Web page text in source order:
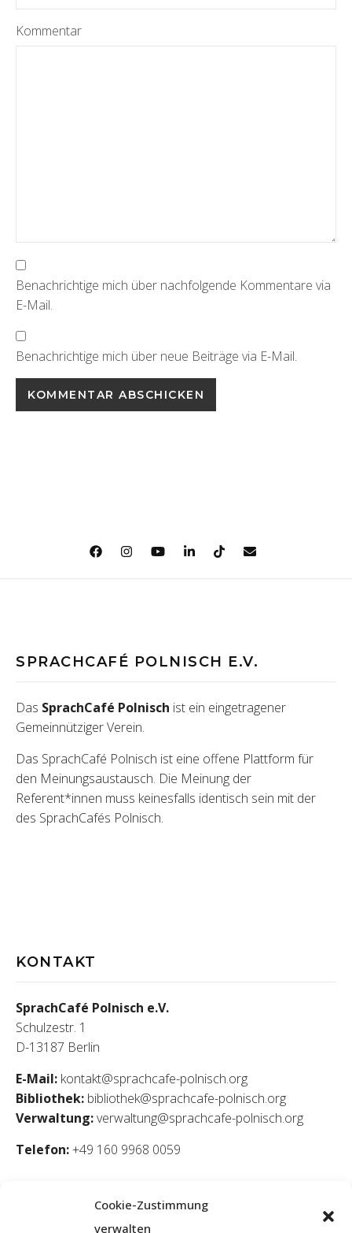
Cookie-Zustimmung
verwalten
Kommentar
Benachrichtige mich über nachfolgende Kommentare via
E-Mail.
Benachrichtige mich über neue Beiträge via E-Mail.
SPRACHCAFÉ POLNISCH E.V.
Das SprachCafé Polnisch ist ein eingetragener
Gemeinnütziger Verein.
Das SprachCafé Polnisch ist eine offene Plattform für
den Meinungsaustausch. Die Meinung der
Referent*innen muss keinesfalls identisch sein mit der
des SprachCafés Polnisch.
KONTAKT
SprachCafé Polnisch e.V.
Schulzestr. 1
D-13187 Berlin
E-Mail: kontakt@sprachcafe-polnisch.org
Bibliothek: bibliothek@sprachcafe-polnisch.org
Verwaltung:verwaltung@sprachcafe-polnisch.org
Telefon:+49 160 9968 0059